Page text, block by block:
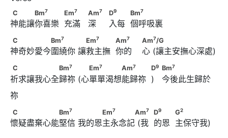
C　　　Bm
Em Am
D9 Bm7
C Bm7 Em7 Am7 D9 Bm7
神能讓你喜樂  充滿   深     入每  個呼吸裏
C　　　　　Bm
Em
Am7 Am7 /G
C Bm7 Em7 Am7 Am7/G
神奇妙愛今圍繞你 讓救主撫  你的    心 (讓主安撫心深處)
C　　　　　　Bm
Em7 Am
D9 Bm7
C Bm7 Em7 Am7 D9 Bm7
祈求讓我心全歸祢 (心單單渴想能歸祢  )   今後此生歸於
祢
C　　　　　　Bm
Em
Am7 D9 G2
C Bm7 Em7 Am7 D9 G2
懷疑盡棄心能堅信 我的恩主永念記 (我  的恩  主保守我)